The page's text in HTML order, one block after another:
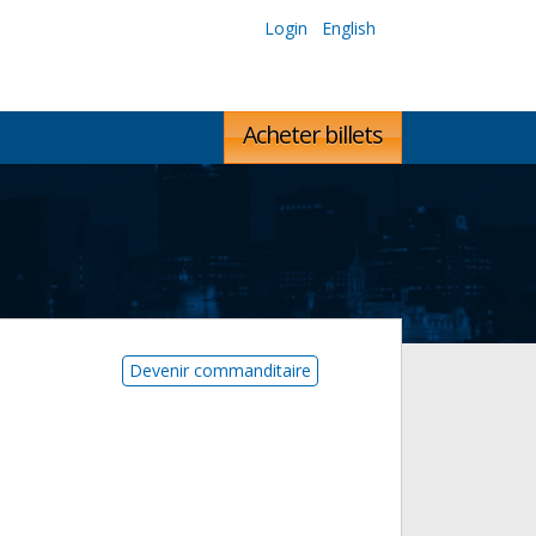
Login English
Acheter billets
Devenir commanditaire